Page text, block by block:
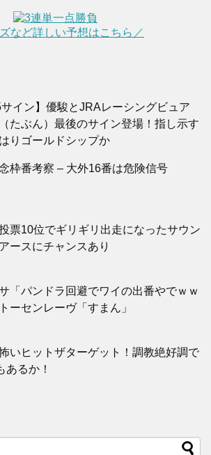
など詳しい予想はこちら／
サイン】優駿とJRAレーシングビュア
たぶん）最後のサイン登場！指し示す
りゴールドシップか
枠番考察 – 大外16番は危険信号
票10位でギリギリ出走になったサウン
ースにチャンスあり
「パンドラ回避でワイの出番やでｗｗ
ーセンレーヴ「すまん」
いヒットザターゲット！調教絶好調で
あるか！